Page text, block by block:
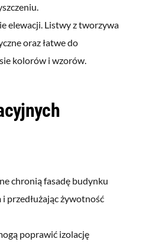
elewacji. Listwy z tworzywa
oraz łatwe do
kolorów i wzorów.
chronią fasadę budynku
przedłużając żywotność
poprawić izolację